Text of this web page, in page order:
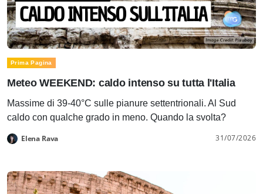
Prima Pagina
Meteo WEEKEND: caldo intenso su tutta l'Italia
Massime di 39-40°C sulle pianure settentrionali. Al Sud
caldo con qualche grado in meno. Quando la svolta?
Elena Rava 31/07/2026